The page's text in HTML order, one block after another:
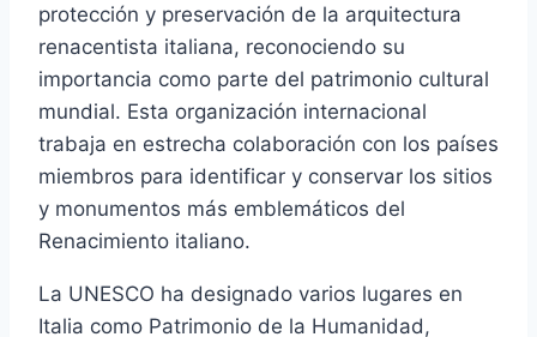
protección y preservación de la arquitectura
renacentista italiana, reconociendo su
importancia como parte del patrimonio cultural
mundial. Esta organización internacional
trabaja en estrecha colaboración con los países
miembros para identificar y conservar los sitios
y monumentos más emblemáticos del
Renacimiento italiano.
La UNESCO ha designado varios lugares en
Italia como Patrimonio de la Humanidad,